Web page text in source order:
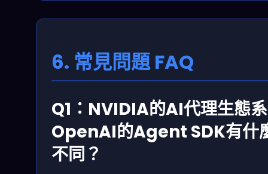
6. 常見問題 FAQ
Q1：NVIDIA的AI代理生態
OpenAI的Agent SDK有什
不同？